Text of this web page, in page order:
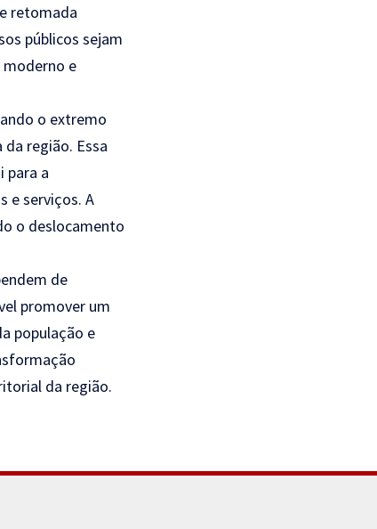
retomada
públicos sejam
e
o extremo
região. Essa
para a
e serviços. A
o deslocamento
de
promover um
população e
da região.